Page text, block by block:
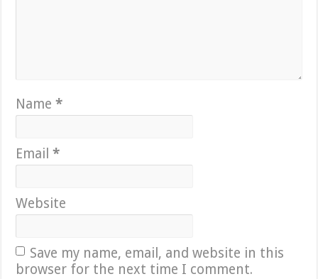
Name*
Email*
Website
Save my name, email, and website in this
browser for the next time I comment.